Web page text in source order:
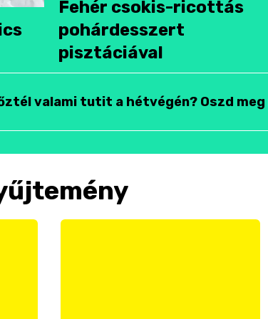
Fehér csokis-ricottás
pohárdesszert
pisztáciával
valami tutit a hétvégén? Oszd